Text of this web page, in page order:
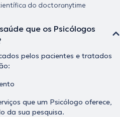
do doctoranytime
que os Psicólogos
pelos pacientes e tratados
que um Psicólogo oferece,
da sua pesquisa.